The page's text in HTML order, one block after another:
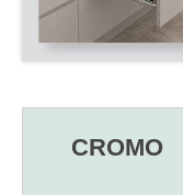
CROMO